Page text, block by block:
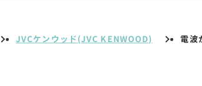
JVCケンウッド(JVC KENWOOD) 電波